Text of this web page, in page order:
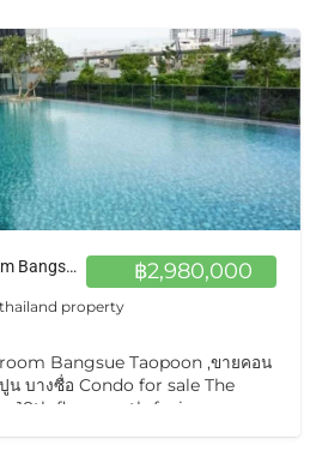
฿2,980,000
sale nice condo studio room Bangsue Taopoon ,ขายคอนโดห้องสตูดิโอ สวยมาก เตาปูน บางซื่อ
thailand property
Bangsue Taopoon ,ขายคอน
น บางซื่อ Condo for sale The
18th floor north-facing